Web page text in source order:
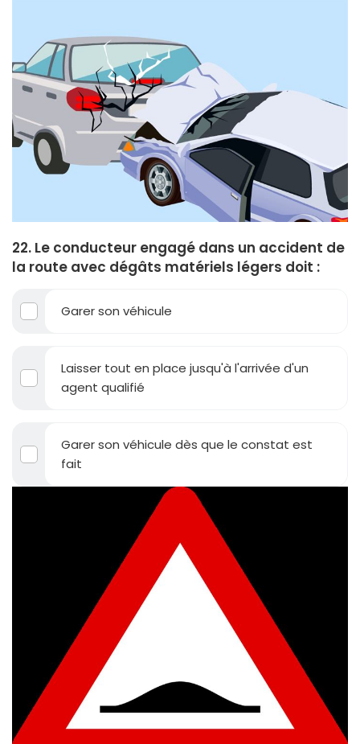
22. Le conducteur engagé dans un accident de
la route avec dégâts matériels légers doit :
Garer son véhicule
Laisser tout en place jusqu'à l'arrivée d'un
agent qualifié
Garer son véhicule dès que le constat est
fait